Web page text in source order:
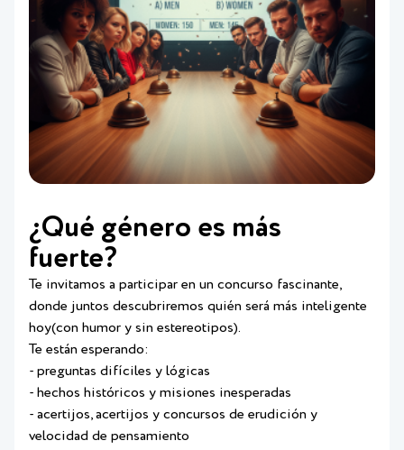
¿Qué género es más
fuerte?
Te invitamos a participar en un concurso fascinante,
donde juntos descubriremos quién será más inteligente
hoy(con humor y sin estereotipos).
Te están esperando:
- preguntas difíciles y lógicas
- hechos históricos y misiones inesperadas
- acertijos, acertijos y concursos de erudición y
velocidad de pensamiento